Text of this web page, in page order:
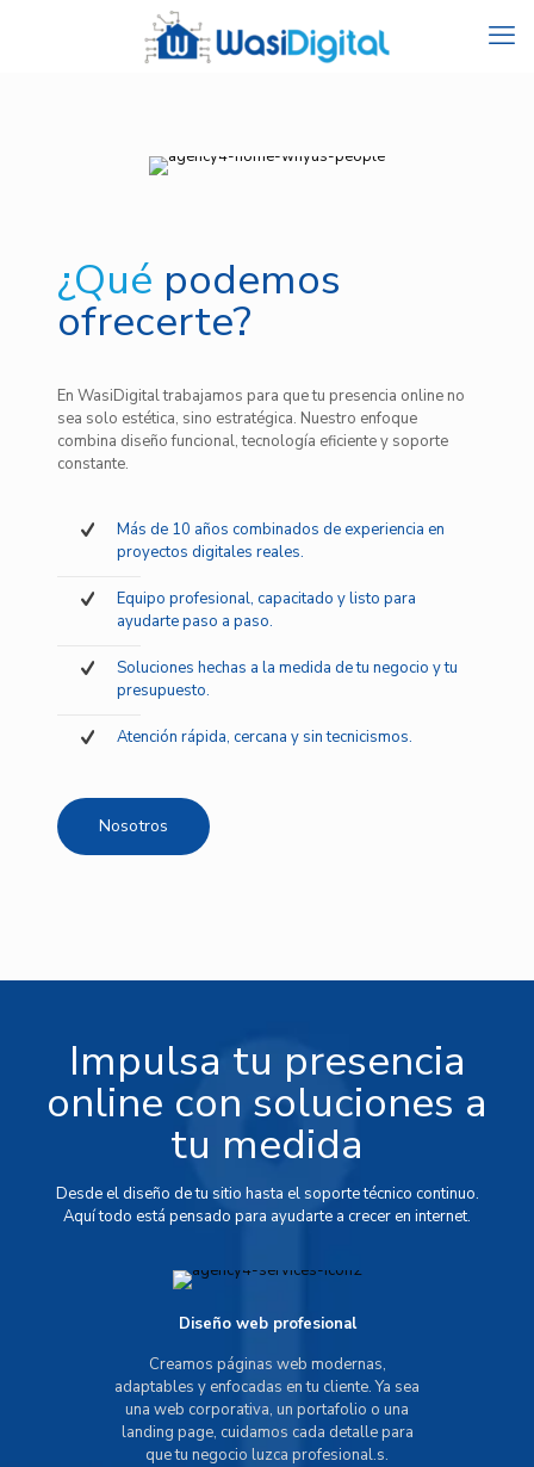
¿Qué podemos
ofrecerte?
En WasiDigital trabajamos para que tu presencia online no
sea solo estética, sino estratégica. Nuestro enfoque
combina diseño funcional, tecnología eficiente y soporte
constante.
Más de 10 años combinados de experiencia en
proyectos digitales reales.
Equipo profesional, capacitado y listo para
ayudarte paso a paso.
Soluciones hechas a la medida de tu negocio y tu
presupuesto.
Atención rápida, cercana y sin tecnicismos.
Nosotros
Impulsa tu presencia
online con soluciones a
tu medida
Desde el diseño de tu sitio hasta el soporte técnico continuo.
Aquí todo está pensado para ayudarte a crecer en internet.
Diseño web profesional
Creamos páginas web modernas,
adaptables y enfocadas en tu cliente. Ya sea
una web corporativa, un portafolio o una
landing page, cuidamos cada detalle para
que tu negocio luzca profesional.s.